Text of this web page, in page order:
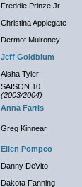
Freddie Prinze Jr.
Christina Applegate
Dermot Mulroney
Jeff Goldblum
Aisha Tyler
SAISON 10
(2003/2004)
Anna Farris
Greg Kinnear
Ellen Pompeo
Danny DeVito
Dakota Fanning